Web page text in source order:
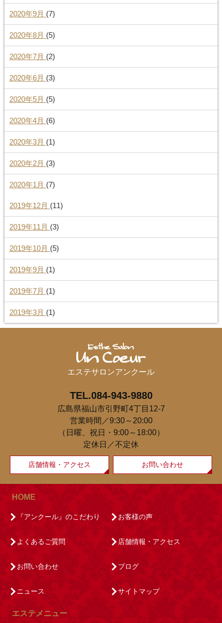
2020年9月 (7)
2020年8月 (5)
2020年7月 (2)
2020年6月 (3)
2020年5月 (5)
2020年4月 (6)
2020年3月 (1)
2020年2月 (3)
2020年1月 (7)
2019年12月 (11)
2019年11月 (3)
2019年10月 (5)
2019年9月 (1)
2019年7月 (1)
2019年3月 (1)
エステサロンアンクール
TEL.084-943-9880
広島県福山市引野町4丁目12-7
営業時間／9:30～20:00
（日曜、祝日・9:00～18:00）
定休日／不定休
店舗情報・アクセス お問い合わせ
HOME
『アンクール』のこだわり お客様の声
よくあるご質問 店舗情報・アクセス
お問い合わせ ブログ
ニュース サイトマップ
エステメニュー